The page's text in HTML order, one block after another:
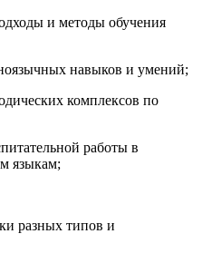
и методы обучения
навыков и умений;
комплексов по
работы в
языкам;
разных типов и